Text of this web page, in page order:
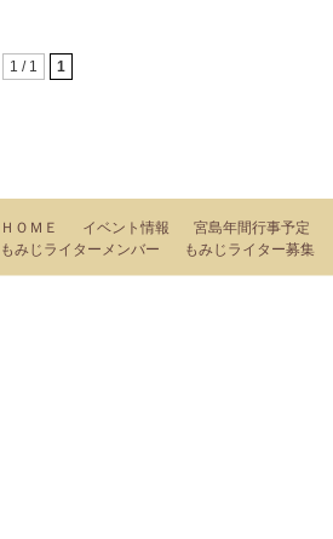
1 / 1 1
ＨＯＭＥ イベント情報 宮島年間行事予定
もみじライターメンバー
もみじライター募集